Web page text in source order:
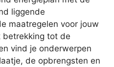
liggende
maatregelen voor jouw
betrekking tot de
vind je onderwerpen
de opbrengsten en